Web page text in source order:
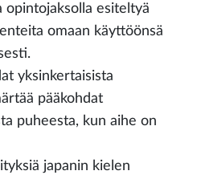
opintojaksolla esiteltyä
omaan käyttöönsä
yksinkertaisista
pääkohdat
puheesta, kun aihe on
japanin kielen